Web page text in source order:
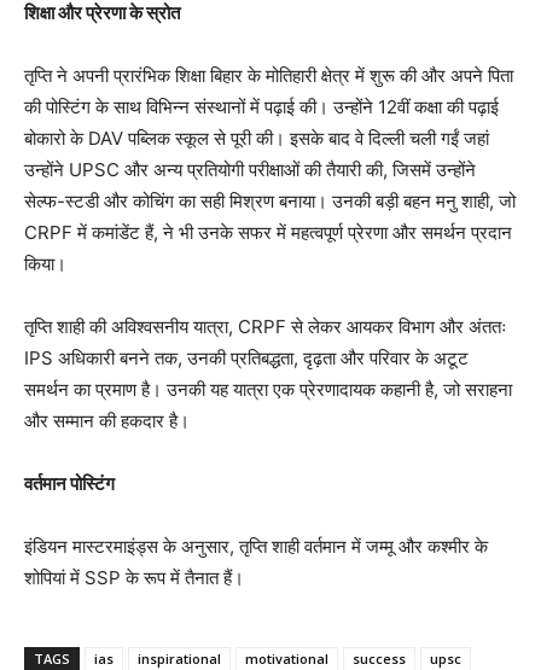
शिक्षा और प्रेरणा के स्रोत
तृप्ति ने अपनी प्रारंभिक शिक्षा बिहार के मोतिहारी क्षेत्र में शुरू की और अपने पिता
की पोस्टिंग के साथ विभिन्न संस्थानों में पढ़ाई की। उन्होंने 12वीं कक्षा की पढ़ाई
बोकारो के DAV पब्लिक स्कूल से पूरी की। इसके बाद वे दिल्ली चली गईं जहां
उन्होंने UPSC और अन्य प्रतियोगी परीक्षाओं की तैयारी की, जिसमें उन्होंने
सेल्फ-स्टडी और कोचिंग का सही मिश्रण बनाया। उनकी बड़ी बहन मनु शाही, जो
CRPF में कमांडेंट हैं, ने भी उनके सफर में महत्वपूर्ण प्रेरणा और समर्थन प्रदान
किया।
तृप्ति शाही की अविश्वसनीय यात्रा, CRPF से लेकर आयकर विभाग और अंततः
IPS अधिकारी बनने तक, उनकी प्रतिबद्धता, दृढ़ता और परिवार के अटूट
समर्थन का प्रमाण है। उनकी यह यात्रा एक प्रेरणादायक कहानी है, जो सराहना
और सम्मान की हकदार है।
वर्तमान पोस्टिंग
इंडियन मास्टरमाइंड्स के अनुसार, तृप्ति शाही वर्तमान में जम्मू और कश्मीर के
शोपियां में SSP के रूप में तैनात हैं।
TAGS ias inspirational motivational success upsc